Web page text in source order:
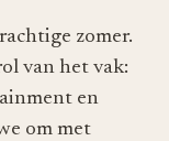
zomer.
van het vak:
en
om met